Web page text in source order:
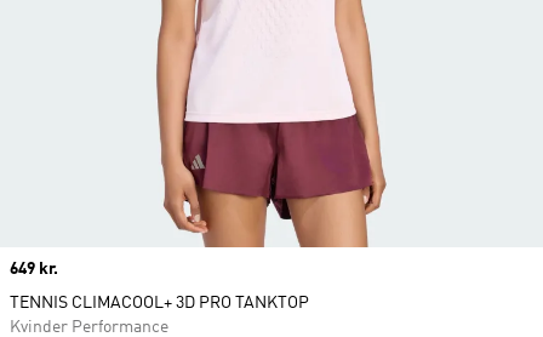
Price
649 kr.
TENNIS CLIMACOOL+ 3D PRO TANKTOP
Kvinder Performance